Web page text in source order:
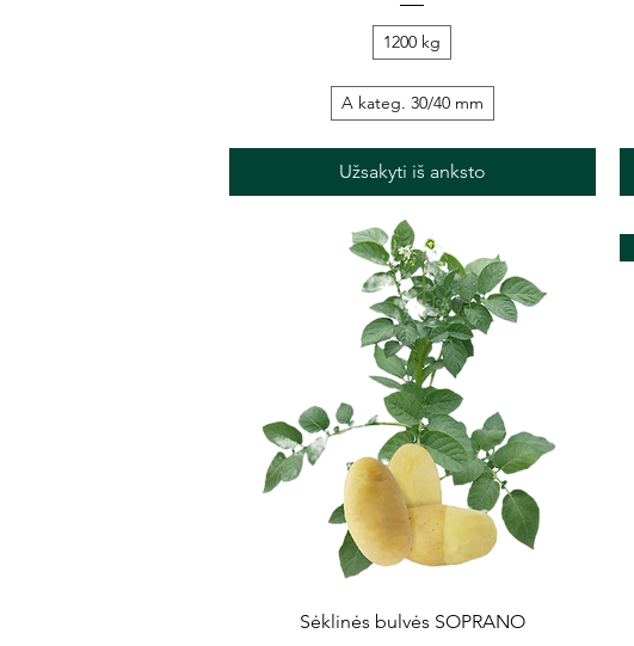
1200 kg
A kateg. 30/40 mm
Užsakyti iš anksto
Greita peržiūra
Sėklinės bulvės SOPRANO